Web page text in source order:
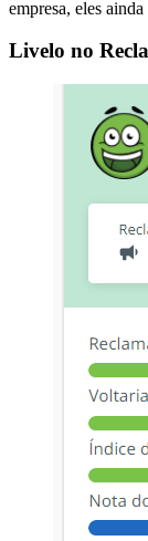
empresa, eles
Livelo no